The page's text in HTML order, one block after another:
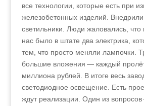
все технологии, которые есть при
железобетонных изделий.
светильники. Люди жаловались, что
нас было в штате два электрика,
тем, что просто меняли лампочки.
большие вложения — каждый
миллиона рублей. В итоге весь
светодиодное освещение. Есть
ждут реализации. Один из